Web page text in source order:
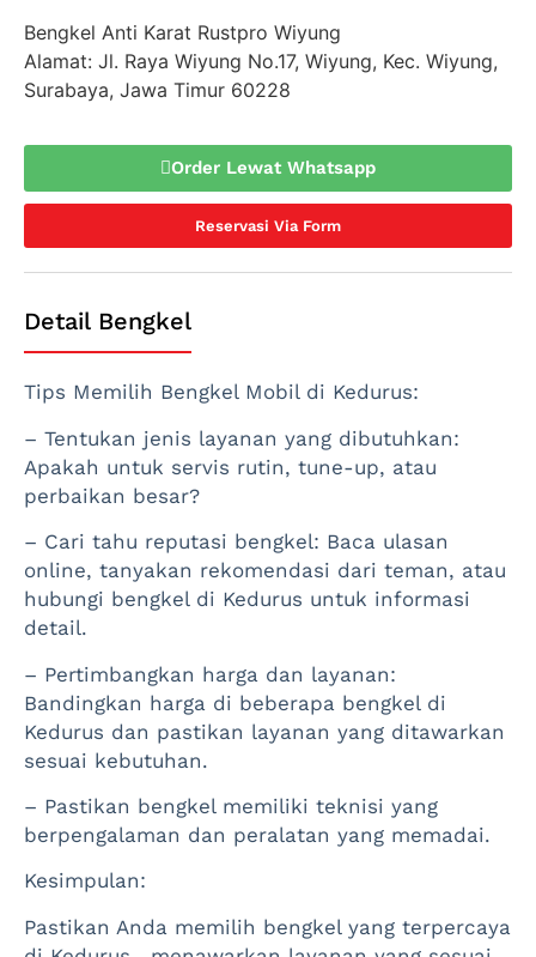
Bengkel Anti Karat Rustpro Wiyung
Alamat: Jl. Raya Wiyung No.17, Wiyung, Kec. Wiyung,
Surabaya, Jawa Timur 60228
Order Lewat Whatsapp
Reservasi Via Form
Detail Bengkel
Tips Memilih Bengkel Mobil di Kedurus:
– Tentukan jenis layanan yang dibutuhkan:
Apakah untuk servis rutin, tune-up, atau
perbaikan besar?
– Cari tahu reputasi bengkel: Baca ulasan
online, tanyakan rekomendasi dari teman, atau
hubungi bengkel di Kedurus untuk informasi
detail.
– Pertimbangkan harga dan layanan:
Bandingkan harga di beberapa bengkel di
Kedurus dan pastikan layanan yang ditawarkan
sesuai kebutuhan.
– Pastikan bengkel memiliki teknisi yang
berpengalaman dan peralatan yang memadai.
Kesimpulan:
Pastikan Anda memilih bengkel yang terpercaya